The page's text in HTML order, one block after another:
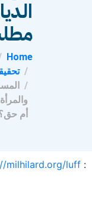
Home
أم
:
milhilard.org/luff